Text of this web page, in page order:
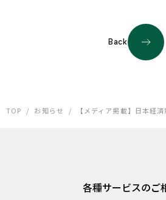
Back
TOP / お知らせ / 【メディア掲載】日本経
各種サービスのご